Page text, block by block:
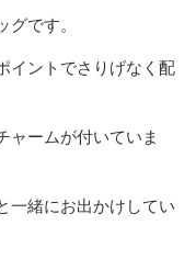
です。
イントでさりげなく配
ャームが付いていま
一緒にお出かけしてい